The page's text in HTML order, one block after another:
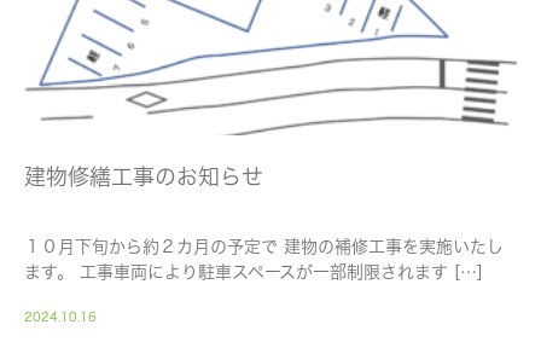
建物修繕工事のお知らせ
１０月下旬から約２カ月の予定で 建物の補修工事を実施いたし
ます。 工事車両により駐車スペースが一部制限されます […]
2024.10.16